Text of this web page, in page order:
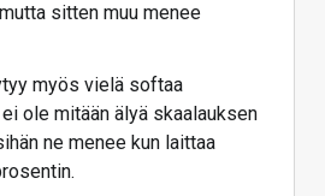
sitten muu menee
myös vielä softaa
ole mitään älyä skaalauksen
ne menee kun laittaa